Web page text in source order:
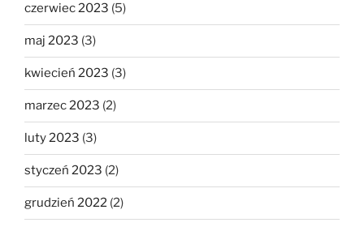
czerwiec 2023 (5)
maj 2023 (3)
kwiecień 2023 (3)
marzec 2023 (2)
luty 2023 (3)
styczeń 2023 (2)
grudzień 2022 (2)